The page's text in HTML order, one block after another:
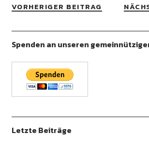
VORHERIGER BEITRAG
Spenden an unseren
Letzte Beiträge